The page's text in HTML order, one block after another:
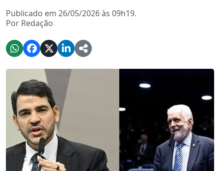
Publicado em 26/05/2026 às 09h19.
Por Redação